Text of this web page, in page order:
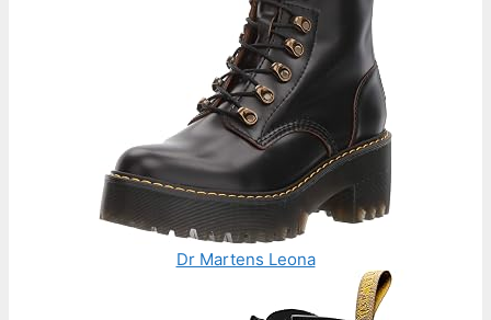
Dr Martens Leona